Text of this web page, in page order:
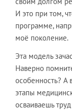
И это при том,
программе,
моё поколение.
Эта модель
Наверно
особенность? А
этапы
осваиваешь